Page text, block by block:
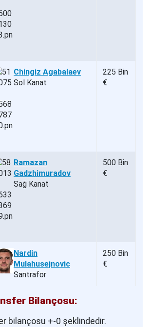
Chingiz Agabalaev
Sol Kanat
225 Bin
€
Ramazan
Gadzhimuradov
Sağ Kanat
500 Bin
€
Nardin
Mulahusejnovic
Santrafor
250 Bin
€
Bilançosu:
bilançosu +-0 şeklindedir.